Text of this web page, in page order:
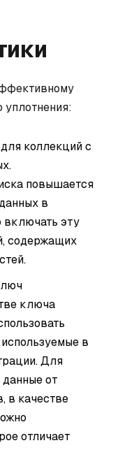
уплотнения:
коллекций с
повышается
в
включать эту
содержащих
ключа
в
Для
от
в качестве
отличает